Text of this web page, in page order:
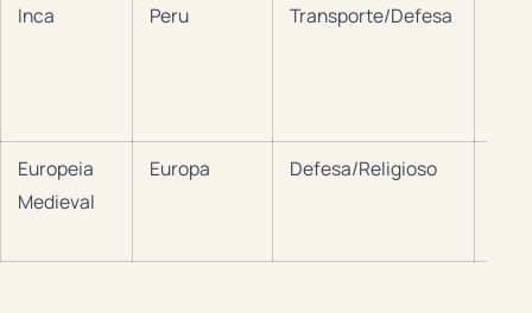
Inca Peru Transporte/Defesa
Europeia
Medieval
Europa Defesa/Religioso